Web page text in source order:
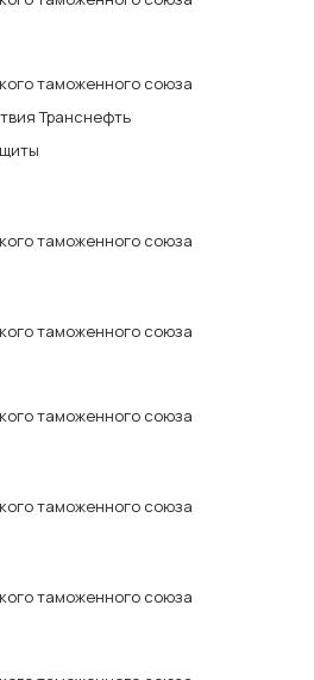
таможенного союза
Транснефть
таможенного союза
таможенного союза
таможенного союза
таможенного союза
таможенного союза